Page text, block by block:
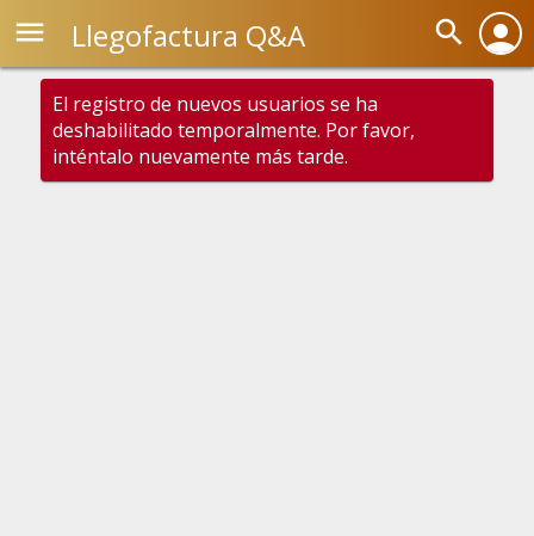
Llegofactura Q&A
menu search person
El registro de nuevos usuarios se ha
deshabilitado temporalmente. Por favor,
inténtalo nuevamente más tarde.